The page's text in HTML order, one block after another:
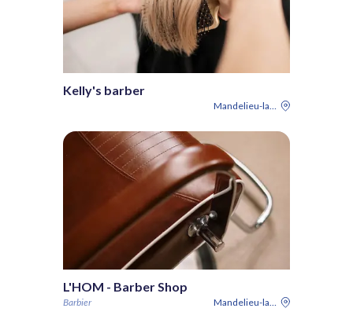
Kelly's barber
Mandelieu-la-Napoule
L'HOM - Barber Shop
Barbier Mandelieu-la-Napoule